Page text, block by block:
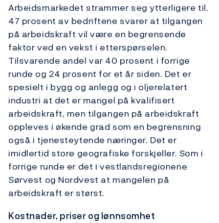
Arbeidsmarkedet strammer seg ytterligere til.
47 prosent av bedriftene svarer at tilgangen
på arbeidskraft vil være en begrensende
faktor ved en vekst i etterspørselen.
Tilsvarende andel var 40 prosent i forrige
runde og 24 prosent for et år siden. Det er
spesielt i bygg og anlegg og i oljerelatert
industri at det er mangel på kvalifisert
arbeidskraft, men tilgangen på arbeidskraft
oppleves i økende grad som en begrensning
også i tjenesteytende næringer. Det er
imidlertid store geografiske forskjeller. Som i
forrige runde er det i vestlandsregionene
Sørvest og Nordvest at mangelen på
arbeidskraft er størst.
Kostnader, priser og lønnsomhet